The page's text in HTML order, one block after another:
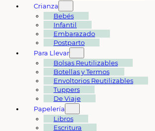
Crianza
Bebés
Infantil
Embarazado
Postparto
Para Llevar
Bolsas Reutilizables
Botellas y Termos
Envoltorios Reutilizables
Tuppers
De Viaje
Papelería
Libros
Escritura